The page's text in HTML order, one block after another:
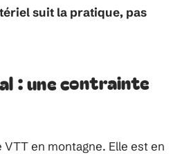
suit la pratique, pas
: une contrainte
en montagne. Elle est en